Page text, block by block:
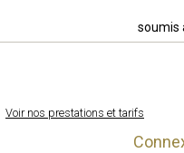
soumis
Voir nos prestations et tarifs